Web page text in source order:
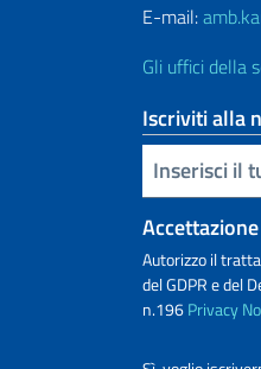
E-mail:
Gli uffici della
Iscriviti alla
Inserisci la tua email
Autorizzo il
del GDPR e del
n.196Privacy